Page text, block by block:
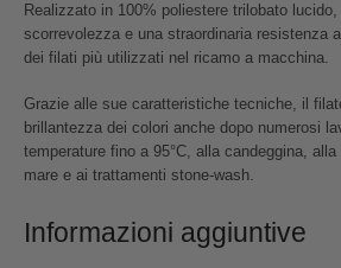
Realizzato in 100% poliestere trilobato lucido,
scorrevolezza e una straordinaria resistenza
dei filati più utilizzati nel ricamo a macchina.
Grazie alle sue caratteristiche tecniche, il
brillantezza dei colori anche dopo numerosi
temperature fino a 95°C, alla candeggina, alla
mare e ai trattamenti stone-wash.
Informazioni aggiuntive